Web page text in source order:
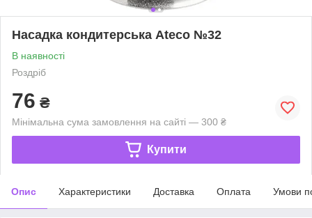
Насадка кондитерська Ateco №32
В наявності
Роздріб
76 ₴
Мінімальна сума замовлення на сайті — 300 ₴
Купити
Опис Характеристики Доставка Оплата Умови